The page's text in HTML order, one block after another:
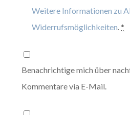
Weitere Informationen zu
Widerrufsmöglichkeiten .*
Benachrichtige mich über
Kommentare via E-Mail.